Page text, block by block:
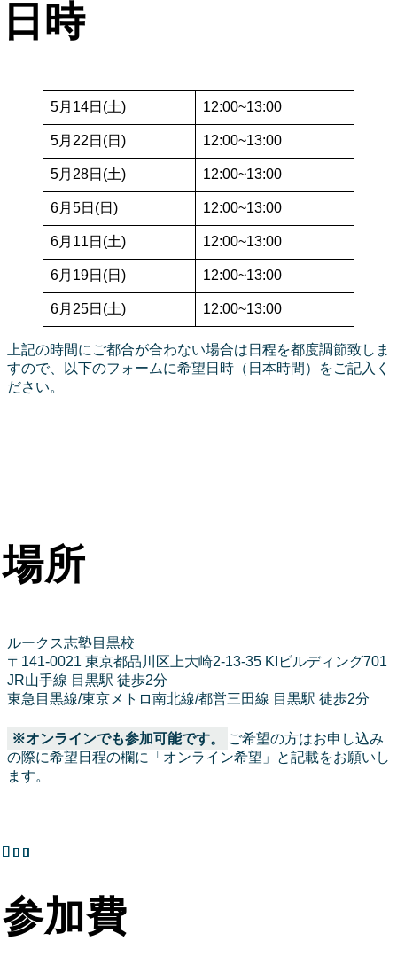
日時
5月14日(土) 12:00~13:00
5月22日(日) 12:00~13:00
5月28日(土) 12:00~13:00
6月5日(日) 12:00~13:00
6月11日(土) 12:00~13:00
6月19日(日) 12:00~13:00
6月25日(土) 12:00~13:00
上記の時間にご都合が合わない場合は日程を都度調節致しま
すので、以下のフォームに希望日時（日本時間）をご記入く
ださい。
場所
ルークス志塾目黒校
〒141-0021 東京都品川区上大崎2-13-35 KIビルディング701
JR山手線 目黒駅 徒歩2分
東急目黒線/東京メトロ南北線/都営三田線 目黒駅 徒歩2分
※オンラインでも参加可能です。
ご希望の方はお申し込み
の際に希望日程の欄に「オンライン希望」と記載をお願いし
ます。
参加費